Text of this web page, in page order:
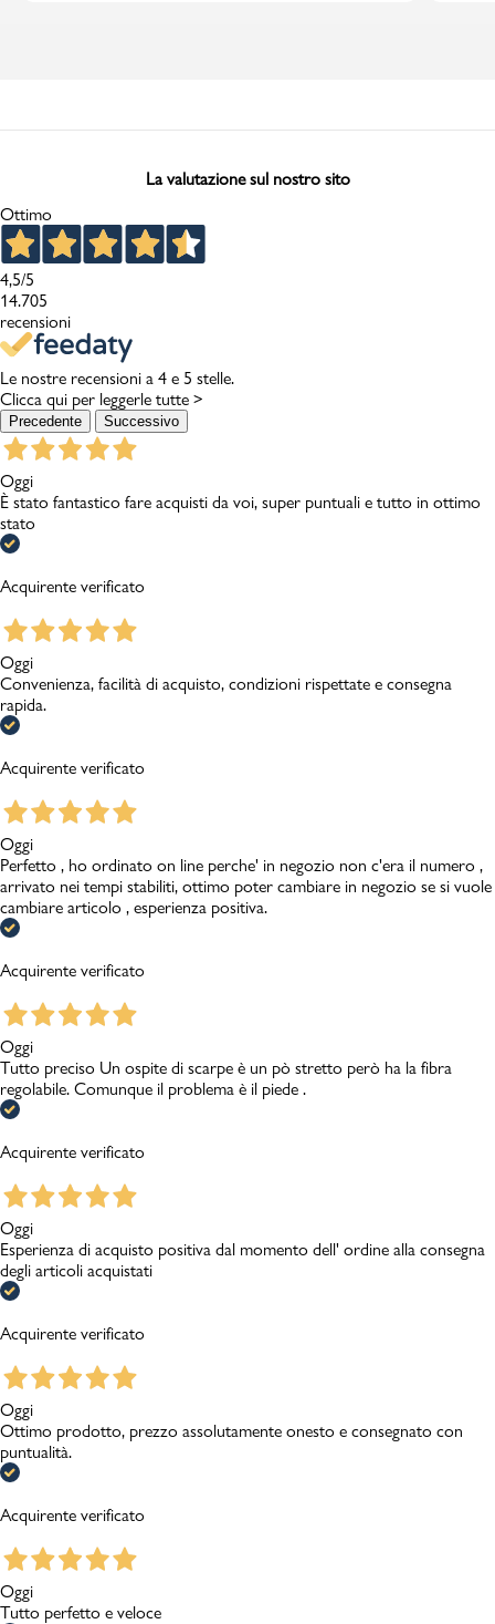
La valutazione sul nostro sito
Ottimo
4,5/5
14.705
recensioni
Le nostre recensioni a 4 e 5 stelle.
Clicca qui per leggerle tutte >
Precedente Successivo
Oggi
È stato fantastico fare acquisti da voi, super puntuali e tutto in ottimo
stato
Acquirente verificato
Oggi
Convenienza, facilità di acquisto, condizioni rispettate e consegna
rapida.
Acquirente verificato
Oggi
Perfetto , ho ordinato on line perche' in negozio non c'era il numero ,
arrivato nei tempi stabiliti, ottimo poter cambiare in negozio se si vuole
cambiare articolo , esperienza positiva.
Acquirente verificato
Oggi
Tutto preciso Un ospite di scarpe è un pò stretto però ha la fibra
regolabile. Comunque il problema è il piede .
Acquirente verificato
Oggi
Esperienza di acquisto positiva dal momento dell' ordine alla consegna
degli articoli acquistati
Acquirente verificato
Oggi
Ottimo prodotto, prezzo assolutamente onesto e consegnato con
puntualità.
Acquirente verificato
Oggi
Tutto perfetto e veloce